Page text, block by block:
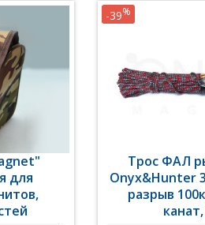
для
Трос ФАЛ
Onyx&Hunter
разрыв
-39%